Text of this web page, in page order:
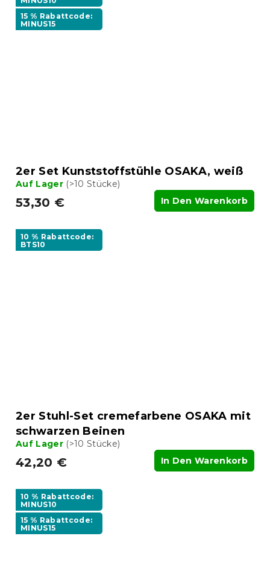
15 % Rabattcode:
MINUS15
2er Set Kunststoffstühle OSAKA, weiß
Auf Lager (>10 Stücke)
53,30 € In Den Warenkorb
10 % Rabattcode:
BTS10
2er Stuhl-Set cremefarbene OSAKA mit
schwarzen Beinen
Auf Lager (>10 Stücke)
42,20 € In Den Warenkorb
10 % Rabattcode:
MINUS10
15 % Rabattcode:
MINUS15